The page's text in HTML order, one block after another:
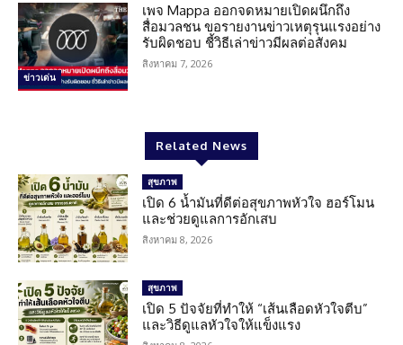
ข่าวเด่น
เพจ Mappa ออกจดหมายเปิดผนึกถึง
สื่อมวลชน ขอรายงานข่าวเหตุรุนแรงอย่าง
รับผิดชอบ ชี้วิธีเล่าข่าวมีผลต่อสังคม
สิงหาคม 7, 2026
Related News
สุขภาพ
เปิด 6 น้ำมันที่ดีต่อสุขภาพหัวใจ ฮอร์โมน
และช่วยดูแลการอักเสบ
สิงหาคม 8, 2026
สุขภาพ
เปิด 5 ปัจจัยที่ทำให้ “เส้นเลือดหัวใจตีบ”
และวิธีดูแลหัวใจให้แข็งแรง